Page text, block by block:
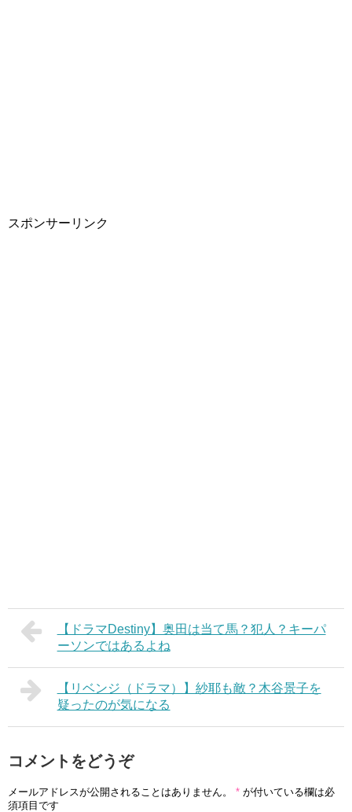
スポンサーリンク
【ドラマDestiny】奥田は当て馬？犯人？キーパ
ーソンではあるよね
【リベンジ（ドラマ）】紗耶も敵？木谷景子を
疑ったのが気になる
コメントをどうぞ
メールアドレスが公開されることはありません。 * が付いている欄は必
須項目です